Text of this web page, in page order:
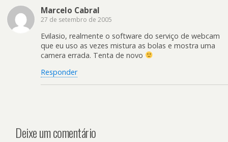
Marcelo Cabral
27 de setembro de 2005
Evilasio, realmente o software do serviço de webcam
que eu uso as vezes mistura as bolas e mostra uma
camera errada. Tenta de novo
Responder
Deixe um comentário